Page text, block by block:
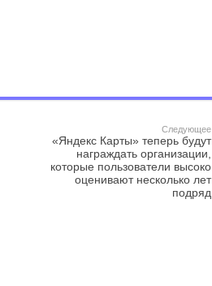
Следующее
«Яндекс Карты» теперь будут
награждать организации,
которые пользователи высоко
оценивают несколько лет
подряд